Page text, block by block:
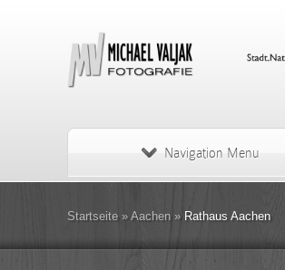
Navigation Menu
Startseite » Aachen » Rathaus Aachen